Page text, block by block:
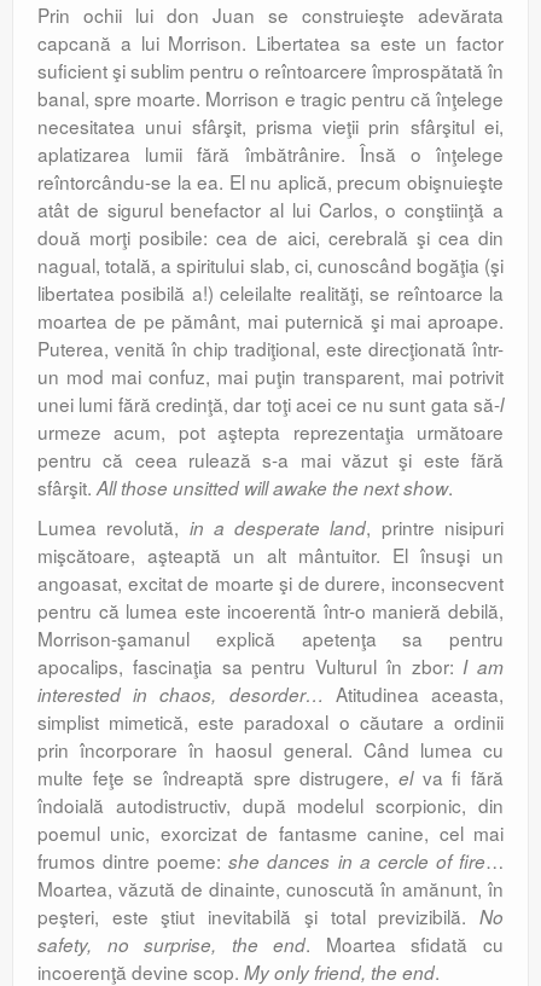
Prin ochii lui don Juan se con­struieşte adevărata
capcană a lui Morrison. Libertatea sa este un factor
suficient şi sublim pentru o reîntoarcere împrospătată în
banal, spre moarte. Morrison e tragic pentru că înţelege
necesitatea unui sfârşit, prisma vieţii prin sfârşitul ei,
aplatizarea lumii fără îmbătrânire. Însă o înţelege
reîntorcându-se la ea. El nu aplică, precum obişnuieşte
atât de sigurul benefactor al lui Carlos, o con­ştiinţă a
două morţi posibile: cea de aici, cere­brală şi cea din
nagual, totală, a spiri­tului slab, ci, cunoscând bogăţia (şi
liber­tatea posibilă a!) celeilalte realităţi, se reîn­toarce la
moartea de pe pământ, mai puter­nică şi mai aproape.
Puterea, venită în chip tradiţional, este direcţionată într-
un mod mai confuz, mai puţin transparent, mai po­trivit
unei lumi fără credinţă, dar toţi acei ce nu sunt gata să-l
urmeze acum, pot aştepta reprezentaţia următoare
pentru că ceea ru­lea­ză s-a mai văzut şi este fără
sfârşit. All those unsitted will awake the next show.
Lumea revolută, in a desperate land, printre nisipuri
mişcătoare, aşteaptă un alt mântuitor. El însuşi un
angoasat, excitat de moarte şi de durere, inconsecvent
pentru că lumea este incoerentă într-o manieră debilă,
Morrison-şamanul explică apetenţa sa pen­tru
apocalips, fascinaţia sa pentru Vulturul în zbor: I am
interested in chaos, desorder… Atitudinea aceasta,
simplist mimetică, este paradoxal o căutare a ordinii
prin încorpo­rare în haosul general. Când lumea cu
multe feţe se îndreaptă spre distrugere, elva fi fără
îndoială autodistructiv, după modelul scor­pio­nic, din
poemul unic, exorcizat de fan­tasme canine, cel mai
frumos dintre poeme:she dances in a cercle of fire…
Moartea, văzută de dinainte, cunoscută în amănunt, în
peşteri, este ştiut inevitabilă şi total previzi­bilă. No
safety, no surprise, the end. Moar­tea sfidată cu
incoerenţă devine scop. My only friend, the end.